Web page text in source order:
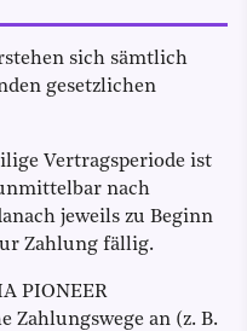
sich sämtlich
gesetzlichen
Vertragsperiode ist
nach
jeweils zu Beginn
Zahlung fällig.
PIONEER
Zahlungswege an (z. B.